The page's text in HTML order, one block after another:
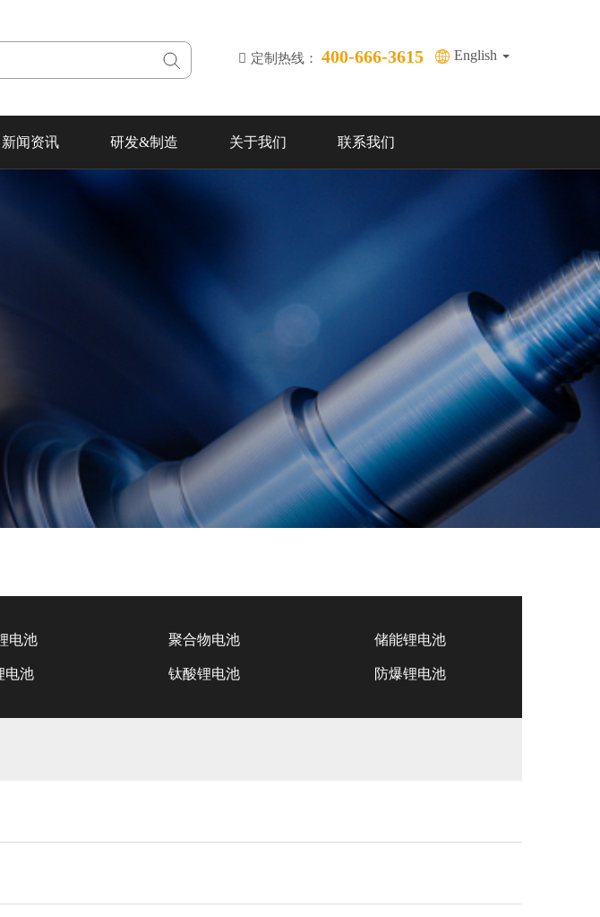
定制热线： 400-666-3615 English
新闻资讯 研发&制造 关于我们 联系我们
电池 聚合物电池 储能锂电池
电池 钛酸锂电池 防爆锂电池